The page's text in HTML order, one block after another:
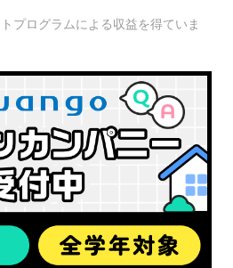
プログラムによる収益を得ていま